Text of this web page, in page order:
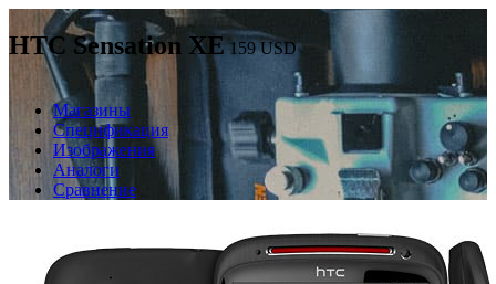
HTC Sensation XE 159USD
Магазины
Спецификация
Изображения
Аналоги
Сравнение